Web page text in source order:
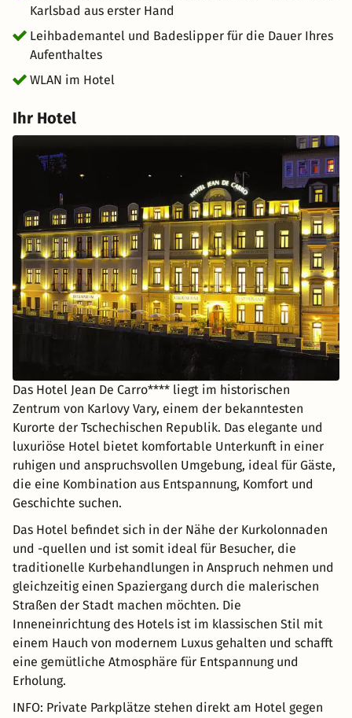
Karlsbad aus erster Hand
Leihbademantel und Badeslipper für die Dauer Ihres
Aufenthaltes
WLAN im Hotel
Ihr Hotel
Das Hotel Jean De Carro**** liegt im historischen
Zentrum von Karlovy Vary, einem der bekanntesten
Kurorte der Tschechischen Republik. Das elegante und
luxuriöse Hotel bietet komfortable Unterkunft in einer
ruhigen und anspruchsvollen Umgebung, ideal für Gäste,
die eine Kombination aus Entspannung, Komfort und
Geschichte suchen.
Das Hotel befindet sich in der Nähe der Kurkolonnaden
und -quellen und ist somit ideal für Besucher, die
traditionelle Kurbehandlungen in Anspruch nehmen und
gleichzeitig einen Spaziergang durch die malerischen
Straßen der Stadt machen möchten. Die
Inneneinrichtung des Hotels ist im klassischen Stil mit
einem Hauch von modernem Luxus gehalten und schafft
eine gemütliche Atmosphäre für Entspannung und
Erholung.
INFO: Private Parkplätze stehen direkt am Hotel gegen